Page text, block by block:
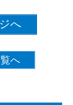
へ
へ